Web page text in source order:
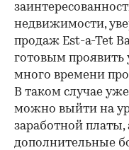
недвижимости,
продаж Est-a-Tet
готовым проявить
много времени
В таком случае
можно выйти на
заработной платы,
дополнительные